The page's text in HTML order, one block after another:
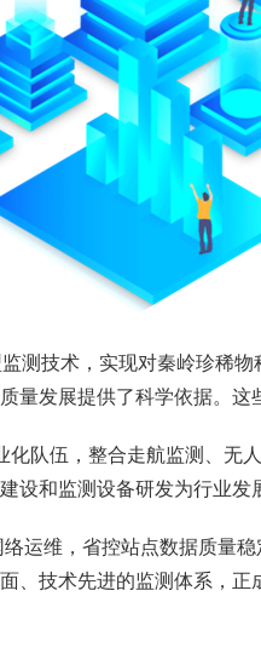
测技术，实现对秦岭珍稀
发展提供了科学依据。这
队伍，整合走航监测、
和监测设备研发为行业发
运维，省控站点数据质量
技术先进的监测体系，正